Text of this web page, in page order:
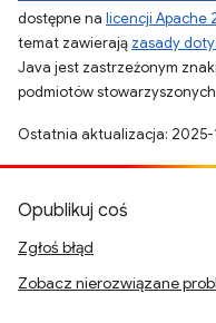
dostępne na licencji Apache
temat zawierają zasady
Java jest zastrzeżonym
podmiotów
Ostatnia aktualizacja: 2025-
Opublikuj coś
Zgłoś błąd
Zobacz nierozwiązane